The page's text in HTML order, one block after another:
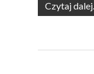
Czytaj dalej...